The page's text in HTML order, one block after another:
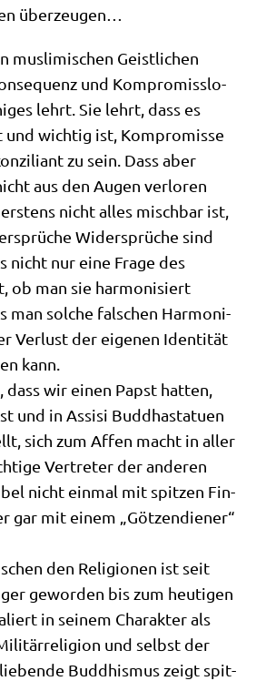
überzeugen…
mus­li­mi­schen Geist­li­chen
und Kom­pro­miss­lo­
lehrt. Sie lehrt, dass es
und wich­tig ist, Kom­pro­mis­se
zu sein. Dass aber
aus den Augen ver­lo­ren
nicht alles misch­bar ist,
Wider­sprü­che sind
nicht nur eine Fra­ge des
ob man sie har­mo­ni­siert
man sol­che fal­schen Har­mo­ni­
Ver­lust der eige­nen Iden­ti­tät
kann.
dass wir einen Papst hat­ten,
und in Assi­si Bud­dha­sta­tu­en
sich zum Affen macht in aller
Ver­tre­ter der ande­ren
nicht ein­mal mit spit­zen Fin­
gar mit einem „Göt­zen­die­ner“
den Reli­gio­nen ist seit
gewor­den bis zum heu­ti­gen
in sei­nem Cha­rak­ter als
und selbst der
Bud­dhis­mus zeigt spit­